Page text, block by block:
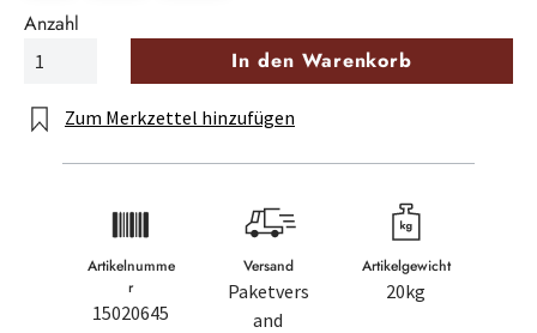
Anzahl
In den Warenkorb
Zum Merkzettel hinzufügen
Artikelnumme
r
15020645
Versand
Paketvers
and
Artikelgewicht
20kg